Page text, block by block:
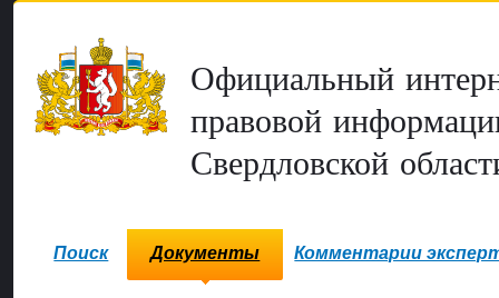
Официальный
правовой
Свердловской
Поиск Документы Комментарии